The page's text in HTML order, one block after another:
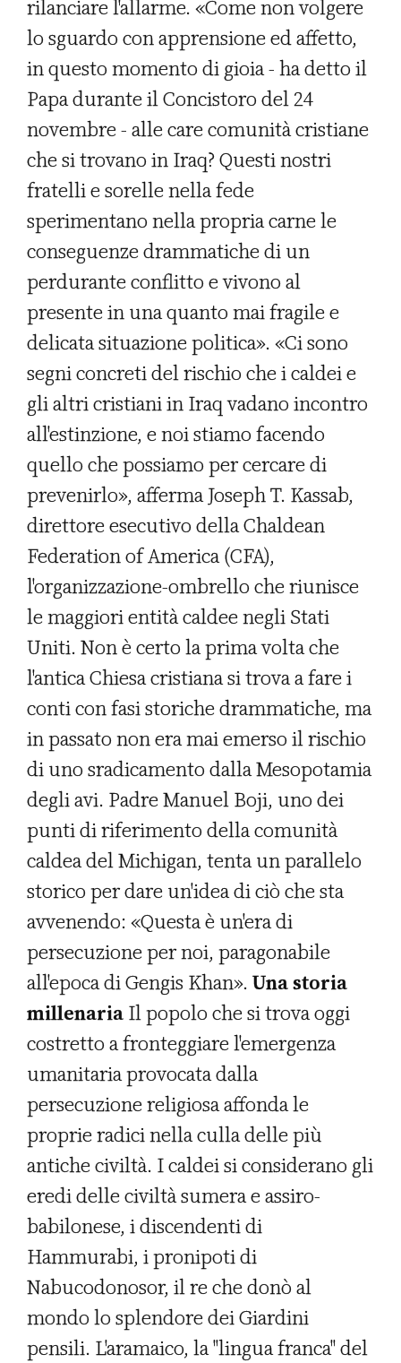
rilanciare l'allarme. «Come non volgere
lo sguardo con apprensione ed affetto,
in questo momento di gioia - ha detto il
Papa durante il Concistoro del 24
novembre - alle care comunità cristiane
che si trovano in Iraq? Questi nostri
fratelli e sorelle nella fede
sperimentano nella propria carne le
conseguenze drammatiche di un
perdurante conflitto e vivono al
presente in una quanto mai fragile e
delicata situazione politica». «Ci sono
segni concreti del rischio che i caldei e
gli altri cristiani in Iraq vadano incontro
all'estinzione, e noi stiamo facendo
quello che possiamo per cercare di
prevenirlo», afferma Joseph T. Kassab,
direttore esecutivo della Chaldean
Federation of America (CFA),
l'organizzazione-ombrello che riunisce
le maggiori entità caldee negli Stati
Uniti. Non è certo la prima volta che
l'antica Chiesa cristiana si trova a fare i
conti con fasi storiche drammatiche, ma
in passato non era mai emerso il rischio
di uno sradicamento dalla Mesopotamia
degli avi. Padre Manuel Boji, uno dei
punti di riferimento della comunità
caldea del Michigan, tenta un parallelo
storico per dare un'idea di ciò che sta
avvenendo: «Questa è un'era di
persecuzione per noi, paragonabile
all'epoca di Gengis Khan». Una storia
millenaria Il popolo che si trova oggi
costretto a fronteggiare l'emergenza
umanitaria provocata dalla
persecuzione religiosa affonda le
proprie radici nella culla delle più
antiche civiltà. I caldei si considerano gli
eredi delle civiltà sumera e assiro-
babilonese, i discendenti di
Hammurabi, i pronipoti di
Nabucodonosor, il re che donò al
mondo lo splendore dei Giardini
pensili. L'aramaico, la "lingua franca" del